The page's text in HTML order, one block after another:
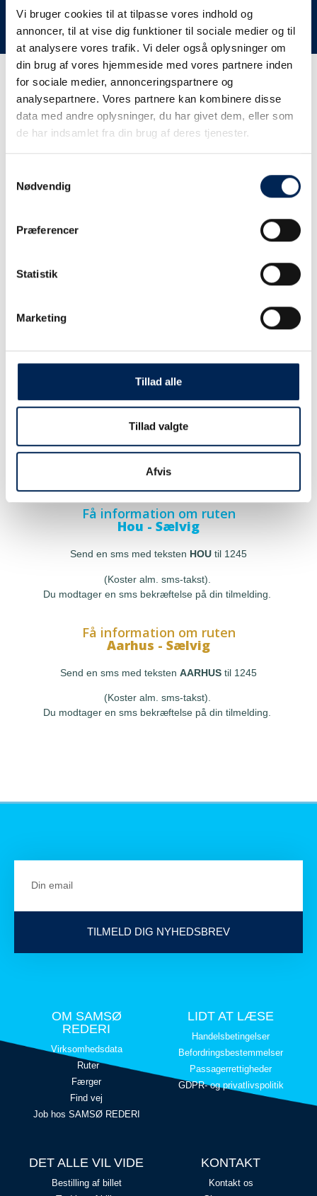
Vi bruger cookies til at tilpasse vores indhold og
annoncer, til at vise dig funktioner til sociale medier og til
at analysere vores trafik. Vi deler også oplysninger om
din brug af vores hjemmeside med vores partnere inden
for sociale medier, annonceringspartnere og
analysepartnere. Vores partnere kan kombinere disse
data med andre oplysninger, du har givet dem, eller som
de har indsamlet fra din brug af deres tjenester.
Nødvendig
Præferencer
Statistik
Marketing
Tillad alle
Tillad valgte
Afvis
har mere at fortælle end I kan læse her.
Vi takker for jeres forståelse.
Få trafikinformation på
sms
tjekke vores hjemmeside eller ringe til os.
Få information om ruten
Hou - Sælvig
Send en sms med teksten HOU til 1245
(Koster alm. sms-takst).
Du modtager en sms bekræftelse på din tilmelding.
Få information om ruten
Aarhus - Sælvig
Send en sms med teksten AARHUS til 1245
(Koster alm. sms-takst).
Du modtager en sms bekræftelse på din tilmelding.
TILMELD DIG NYHEDSBREV
OM SAMSØ
REDERI
Virksomhedsdata
Ruter
Færger
Find vej
Job hos SAMSØ REDERI
LIDT AT LÆSE
Handelsbetingelser
Befordringsbestemmelser
Passagerrettigheder
GDPR- og privatlivspolitik
DET ALLE VIL VIDE
Bestilling af billet
KONTAKT
Kontakt os